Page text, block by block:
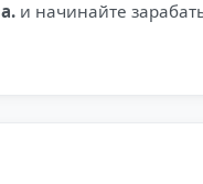
и начинайте